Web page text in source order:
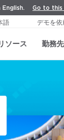
Go to this
ソース 勤務先
デモを依